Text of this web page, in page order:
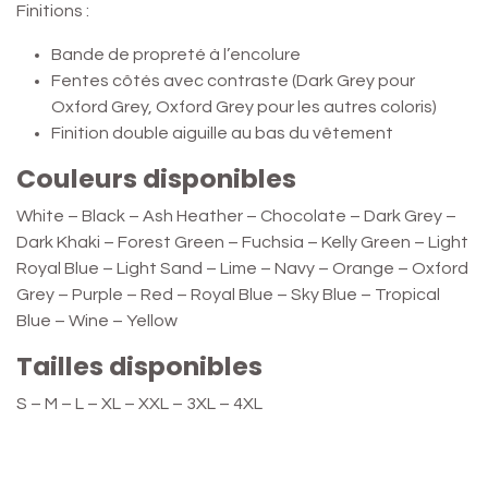
Finitions :
Bande de propreté à l’encolure
Fentes côtés avec contraste (Dark Grey pour
Oxford Grey, Oxford Grey pour les autres coloris)
Finition double aiguille au bas du vêtement
Couleurs disponibles
White – Black – Ash Heather – Chocolate – Dark Grey –
Dark Khaki – Forest Green – Fuchsia – Kelly Green – Light
Royal Blue – Light Sand – Lime – Navy – Orange – Oxford
Grey – Purple – Red – Royal Blue – Sky Blue – Tropical
Blue – Wine – Yellow
Tailles disponibles
S – M – L – XL – XXL – 3XL – 4XL